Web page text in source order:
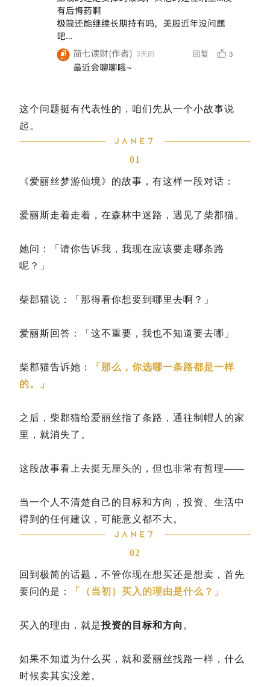
这个问题挺有代表性的，咱们先从一个小故事说
起。
01
《爱丽丝梦游仙境》的故事，有这样一段对话：
爱丽斯走着走着，在森林中迷路，遇见了柴郡猫。
她问：「请你告诉我，我现在应该要走哪条路
呢？」
柴郡猫说：「那得看你想要到哪里去啊？」
爱丽斯回答：「这不重要，我也不知道要去哪」
柴郡猫告诉她：
「那么，你选哪一条路都是一样
的。」
之后，柴郡猫给爱丽丝指了条路，通往制帽人的家
里，就消失了。
这段故事看上去挺无厘头的，但也非常有哲理——
当一个人不清楚自己的目标和方向，投资、生活中
得到的任何建议，可能意义都不大。
02
回到极简的话题，不管你现在想买还是想卖，首先
要问的是：
「（当初）买入的理由是什么？」
买入的理由，就是投资的目标和方向 。
如果不知道为什么买，就和爱丽丝找路一样，什么
时候卖其实没差。